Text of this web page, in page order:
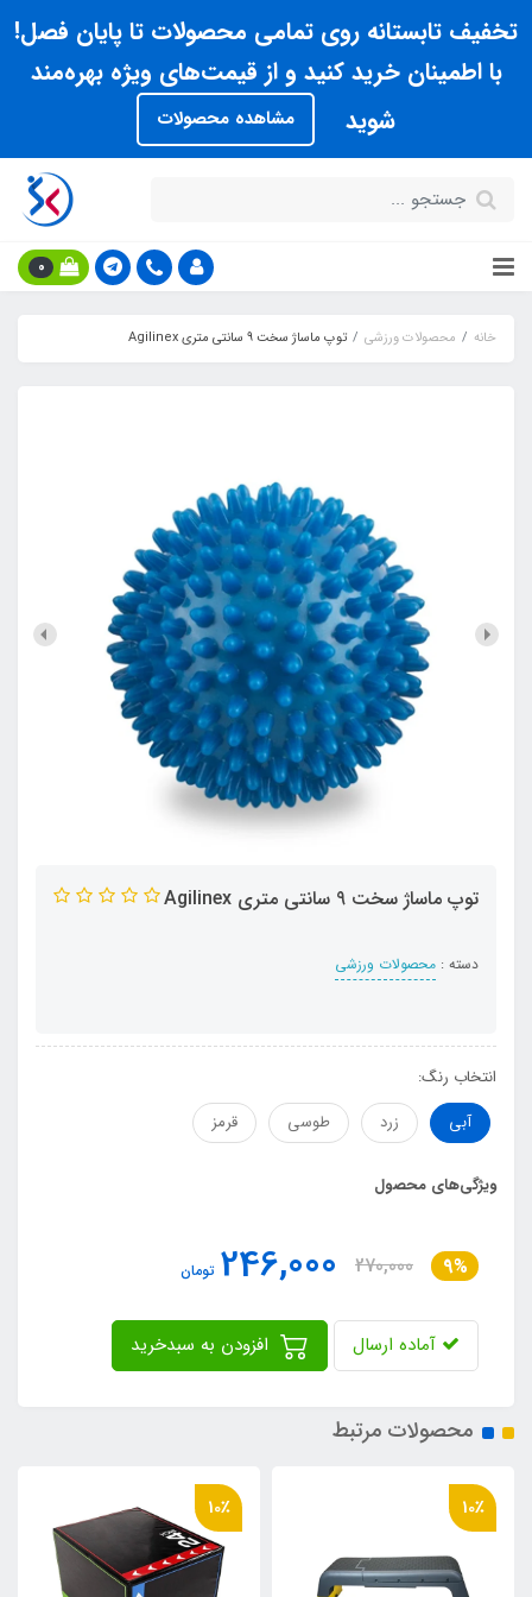
تخفیف تابستانه روی تمامی محصولات تا پایان فصل!
با اطمینان خرید کنید و از قیمت‌های ویژه بهره‌مند
شوید
مشاهده محصولات
0
خانه محصولات ورزشی توپ ماساژ سخت 9 سانتی متری Agilinex
توپ ماساژ سخت 9 سانتی متری Agilinex
دسته : محصولات ورزشی
انتخاب رنگ:
آبی
زرد طوسی قرمز
ویژگی‌های محصول
9%
270,000
246,000 تومان
آماده ارسال
محصولات مرتبط
10٪